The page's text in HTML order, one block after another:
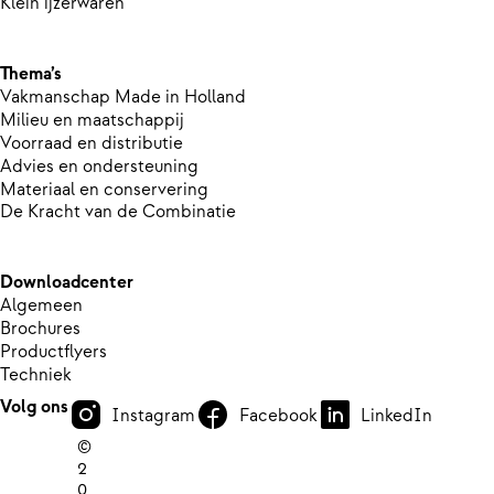
Thema’s
Vakmanschap Made in Holland
Milieu en maatschappij
Voorraad en distributie
Advies en ondersteuning
Materiaal en conservering
De Kracht van de Combinatie
Downloadcenter
Algemeen
Brochures
Productflyers
Techniek
Volg ons
Instagram Facebook
LinkedIn
©
2